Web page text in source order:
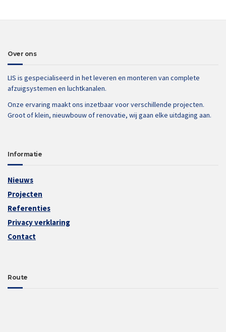
Over ons
LIS is gespecialiseerd in het leveren en monteren van complete
afzuigsystemen en luchtkanalen.
Onze ervaring maakt ons inzetbaar voor verschillende projecten.
Groot of klein, nieuwbouw of renovatie, wij gaan elke uitdaging aan.
Informatie
Nieuws
Projecten
Referenties
Privacy verklaring
Contact
Route